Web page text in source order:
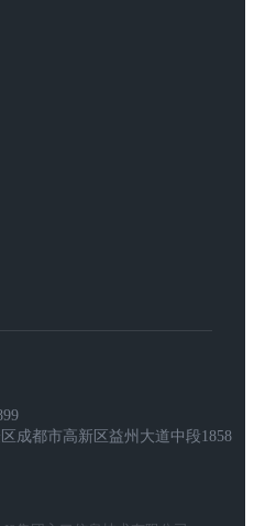
成都市高新区益州大道中段1858